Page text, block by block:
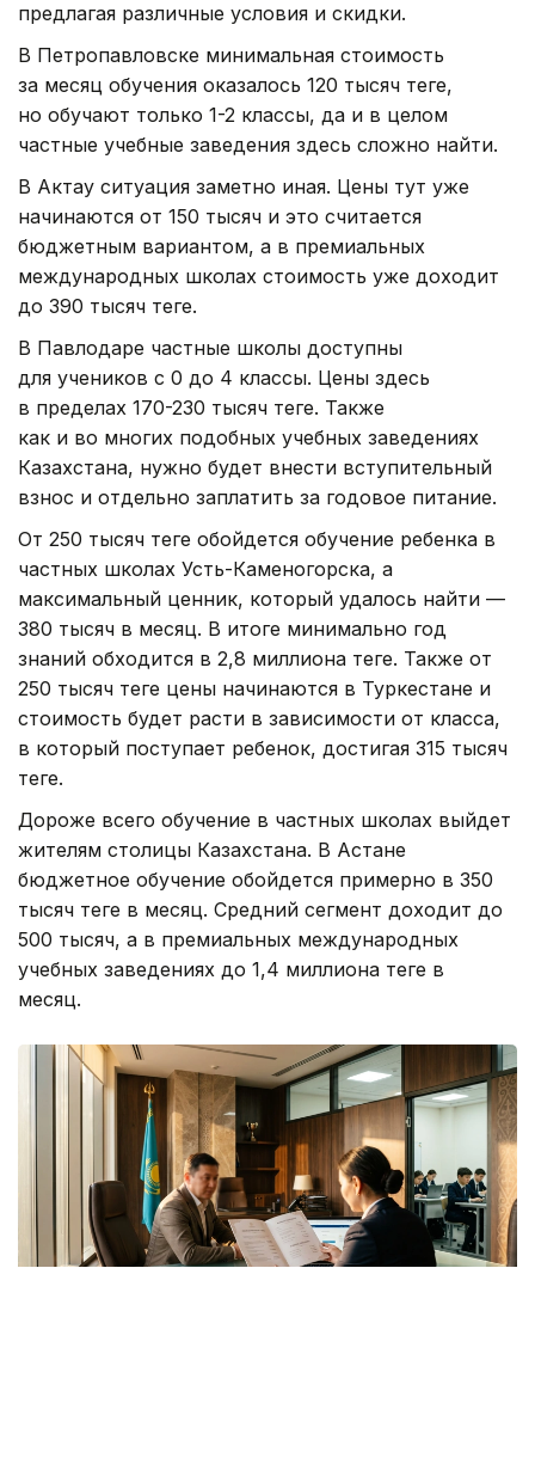
предлагая различные условия и скидки.
В Петропавловске минимальная стоимость
за месяц обучения оказалось 120 тысяч теңге,
но обучают только 1-2 классы, да и в целом
частные учебные заведения здесь сложно найти.
В Актау ситуация заметно иная. Цены тут уже
начинаются от 150 тысяч и это считается
бюджетным вариантом, а в премиальных
международных школах стоимость уже доходит
до 390 тысяч теңге.
В Павлодаре частные школы доступны
для учеников с 0 до 4 классы. Цены здесь
в пределах 170-230 тысяч теңге. Также
как и во многих подобных учебных заведениях
Казахстана, нужно будет внести вступительный
взнос и отдельно заплатить за годовое питание.
От 250 тысяч теңге обойдется обучение ребенка в
частных школах Усть-Каменогорска, а
максимальный ценник, который удалось найти —
380 тысяч в месяц. В итоге минимально год
знаний обходится в 2,8 миллиона теңге. Также от
250 тысяч теңге цены начинаются в Туркестане и
стоимость будет расти в зависимости от класса,
в который поступает ребенок, достигая 315 тысяч
теңге.
Дороже всего обучение в частных школах выйдет
жителям столицы Казахстана. В Астане
бюджетное обучение обойдется примерно в 350
тысяч теңге в месяц. Средний сегмент доходит до
500 тысяч, а в премиальных международных
учебных заведениях до 1,4 миллиона теңге в
месяц.